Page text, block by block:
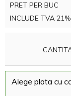
PRET PER BUC
INCLUDE TVA 21%
Alege plata cu